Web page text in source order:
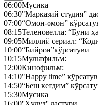
06:00Мусика
06:30"Марказий студия”
07:00“Омон-омон”
08:15Теленовелла: “Буни
09:05Миллий сериал:
10:00“Бийрон”кўрсатуви
10:15Мультфильм:
12:00Кинофильм:
14:10"Happy time”
14:50“Беш кетдим”
15:30Мусика
16:00''Ҳудуд'' дастури